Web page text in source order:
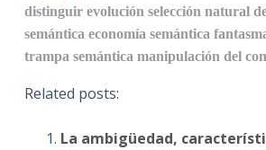
distinguir evolución selección natural
semántica economía semántica
trampa semántica manipulación del
Related posts:
La ambigüedad,